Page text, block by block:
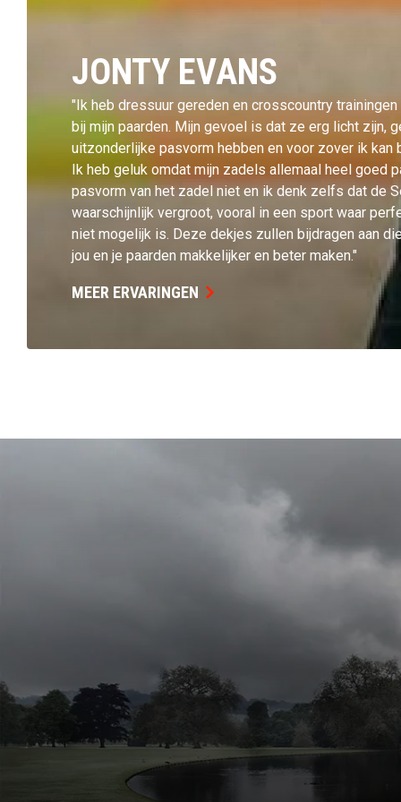
JONTY EVANS
"Ik heb dressuur gereden en crosscountry
bij mijn paarden. Mijn gevoel is dat ze erg licht zijn,
uitzonderlijke pasvorm hebben en voor zover ik
Ik heb geluk omdat mijn zadels allemaal heel goed
pasvorm van het zadel niet en ik denk zelfs dat de
waarschijnlijk vergroot, vooral in een sport waar
niet mogelijk is. Deze dekjes zullen bijdragen aan
jou en je paarden makkelijker en beter maken."
MEER ERVARINGEN